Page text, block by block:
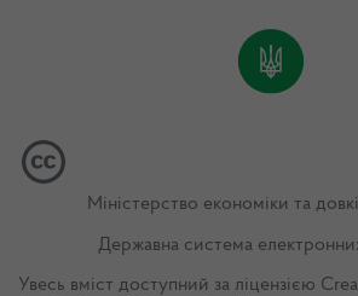
Міністерство економіки та
Державна система
Увесь вміст доступний за ліцензією